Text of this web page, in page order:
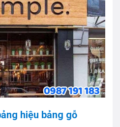
hiệu bảng gỗ